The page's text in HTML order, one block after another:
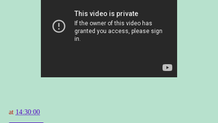
at 14:30:00